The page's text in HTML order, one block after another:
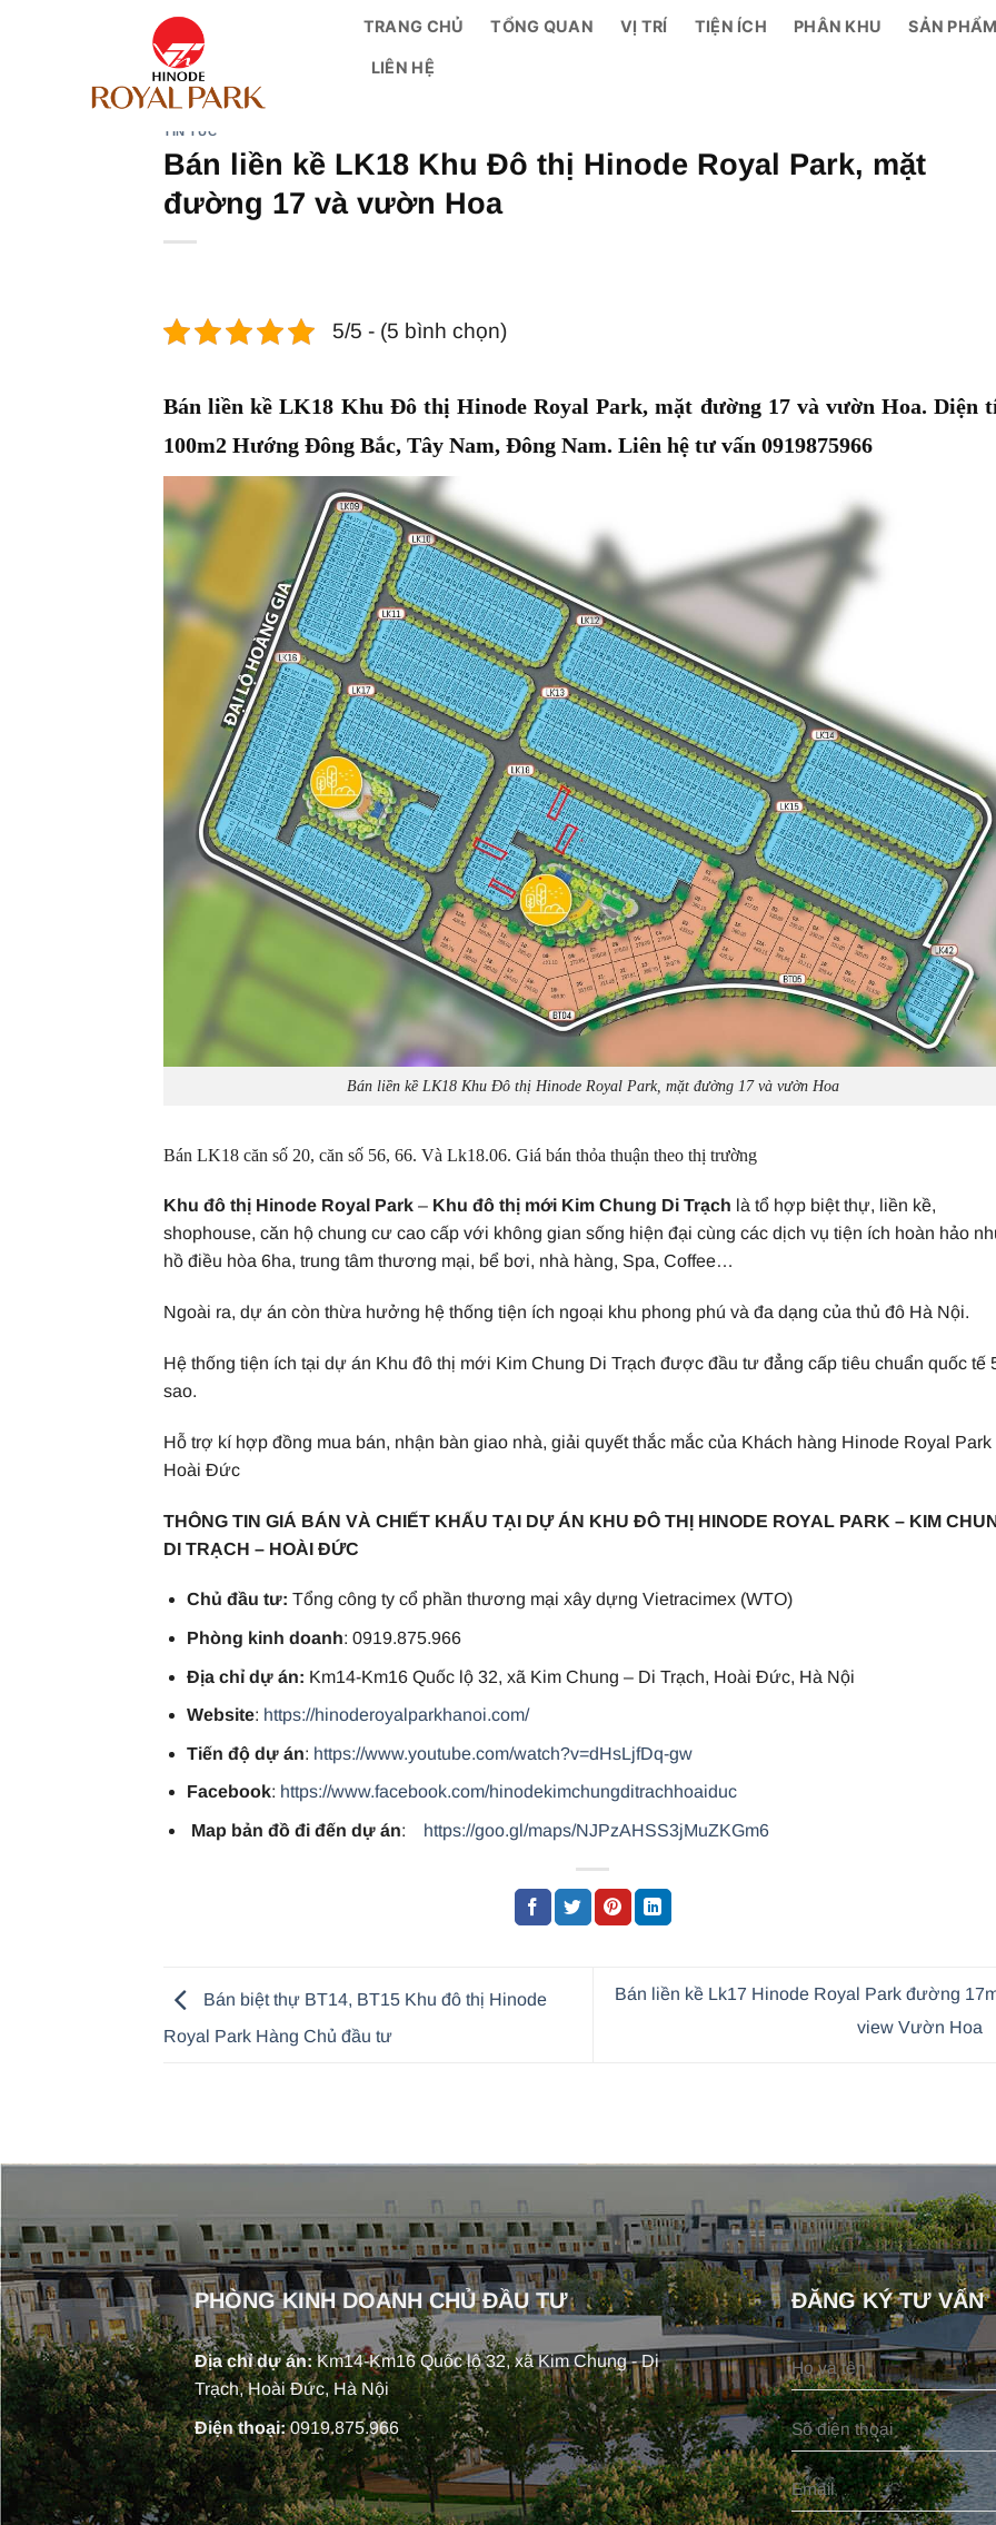
TRANG CHỦ TỔNG QUAN VỊ TRÍ TIỆN ÍCH PHÂN KHU SẢN
LIÊN HỆ
TIN TỨC
Bán liền kề LK18 Khu Đô thị Hinode Royal Park, mặt
đường 17 và vườn Hoa
5/5 - (5 bình chọn)
Bán liền kề LK18 Khu Đô thị Hinode Royal Park, mặt đường 17 và vườn Hoa. Diện
100m2 Hướng Đông Bắc, Tây Nam, Đông Nam. Liên hệ tư vấn 0919875966
Bán liền kề LK18 Khu Đô thị Hinode Royal Park, mặt đường 17 và vườn Hoa
Bán LK18 căn số 20, căn số 56, 66. Và Lk18.06. Giá bán thỏa thuận theo thị trường
Khu đô thị Hinode Royal Park – Khu đô thị mới Kim Chung Di Trạch là tổ hợp biệt thự, liền kề,
shophouse, căn hộ chung cư cao cấp với không gian sống hiện đại cùng các dịch vụ tiện ích hoàn hảo
hồ điều hòa 6ha, trung tâm thương mại, bể bơi, nhà hàng, Spa, Coffee…
Ngoài ra, dự án còn thừa hưởng hệ thống tiện ích ngoại khu phong phú và đa dạng của thủ đô Hà Nội.
Hệ thống tiện ích tại dự án Khu đô thị mới Kim Chung Di Trạch được đầu tư đẳng cấp tiêu chuẩn quốc tế
sao.
Hỗ trợ kí hợp đồng mua bán, nhận bàn giao nhà, giải quyết thắc mắc của Khách hàng Hinode Royal Park
Hoài Đức
THÔNG TIN GIÁ BÁN VÀ CHIẾT KHẤU TẠI DỰ ÁN KHU ĐÔ THỊ HINODE ROYAL PARK – KIM
DI TRẠCH – HOÀI ĐỨC
Chủ đầu tư: Tổng công ty cổ phần thương mại xây dựng Vietracimex (WTO)
Phòng kinh doanh: 0919.875.966
Địa chỉ dự án: Km14-Km16 Quốc lộ 32, xã Kim Chung – Di Trạch, Hoài Đức, Hà Nội
Website: https://hinoderoyalparkhanoi.com/
Tiến độ dự án: https://www.youtube.com/watch?v=dHsLjfDq-gw
Facebook: https://www.facebook.com/hinodekimchungditrachhoaiduc
Map bản đồ đi đến dự án: https://goo.gl/maps/NJPzAHSS3jMuZKGm6
Bán biệt thự BT14, BT15 Khu đô thị Hinode
Royal Park Hàng Chủ đầu tư
Bán liền kề Lk17 Hinode Royal Park đường
view Vườn Hoa
PHÒNG KINH DOANH CHỦ ĐẦU TƯ
Địa chỉ dự án:Km14-Km16 Quốc lộ 32, xã Kim Chung - Di
Trạch, Hoài Đức, Hà Nội
Điện thoại:0919.875.966
ĐĂNG KÝ TƯ VẤN